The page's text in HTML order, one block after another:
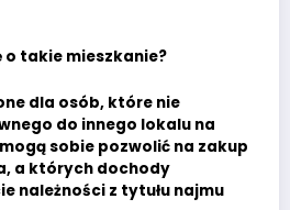
o takie mieszkanie?
dla osób, które nie
do innego lokalu na
sobie pozwolić na zakup
a których dochody
należności z tytułu najmu